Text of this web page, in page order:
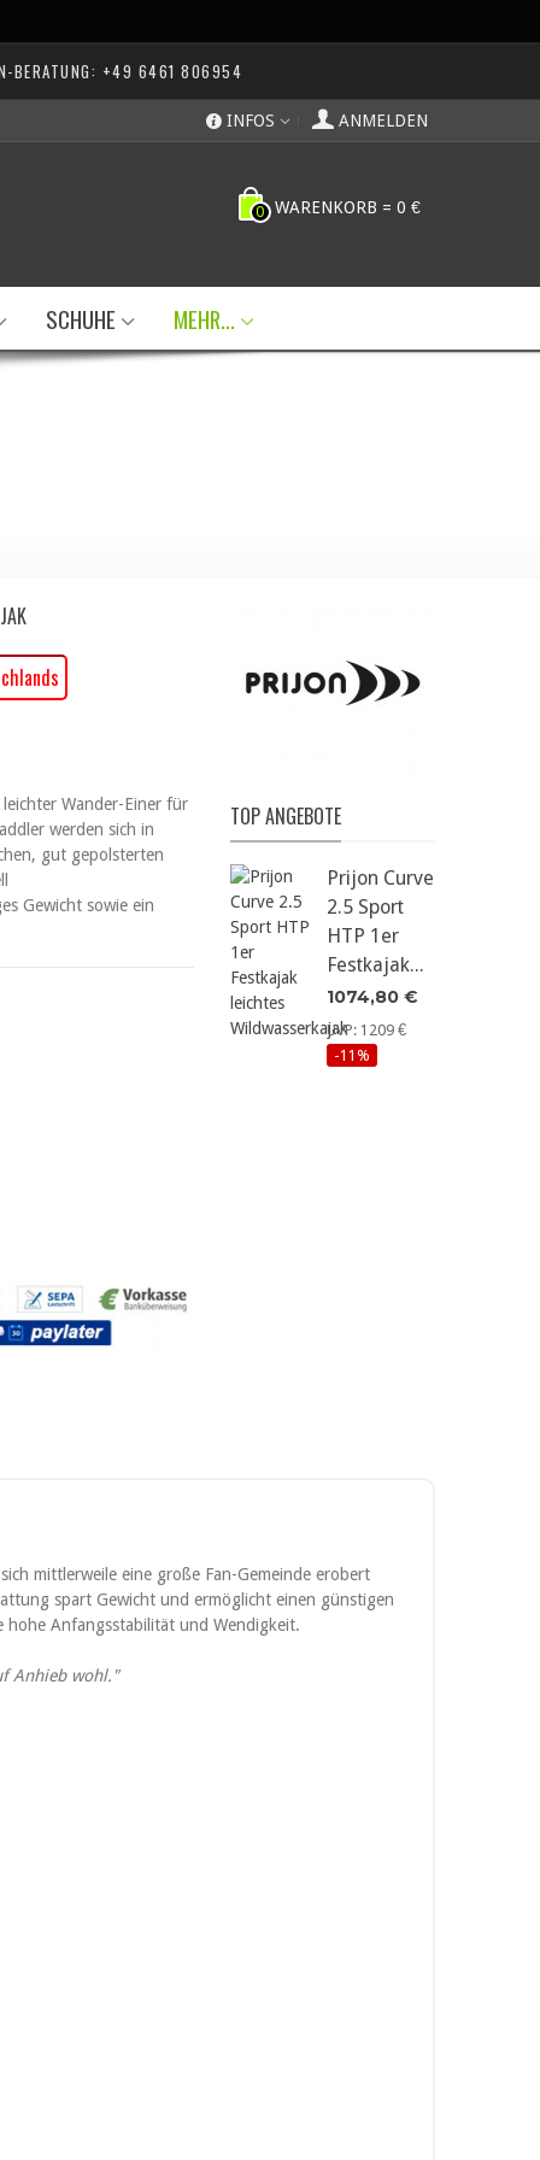
BERATUNG: +49 6461 806954
ANMELDEN
INFOS
0 WARENKORB = 0 €
SCHUHE MEHR...
Wander-Einer für
werden sich in
gut gepolsterten
Gewicht sowie ein
TOP ANGEBOTE
Prijon Curve
2.5 Sport
HTP 1er
Festkajak...
1074,80 €
UVP: 1209 €
-11%
mittlerweile eine große Fan-Gemeinde erobert
spart Gewicht und ermöglicht einen günstigen
hohe Anfangsstabilität und Wendigkeit.
Anhieb wohl."